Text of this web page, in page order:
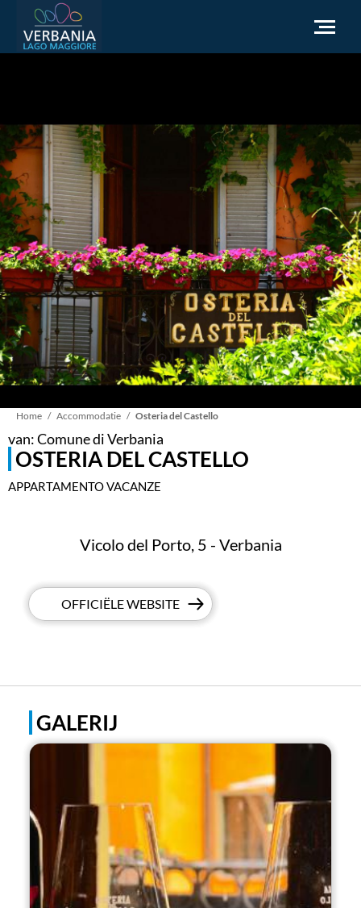
Hoe kom ik bij Verbania
Toeristische informatie
Weer
Informatieaanvraag
Officiële website
Kruimelpad
Home Accommodatie Osteria del Castello
van: Comune di Verbania
OSTERIA DEL CASTELLO
APPARTAMENTO VACANZE
Vicolo del Porto, 5 - Verbania
OFFICIËLE WEBSITE
GALERIJ